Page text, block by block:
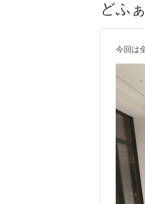
どふ
今回は